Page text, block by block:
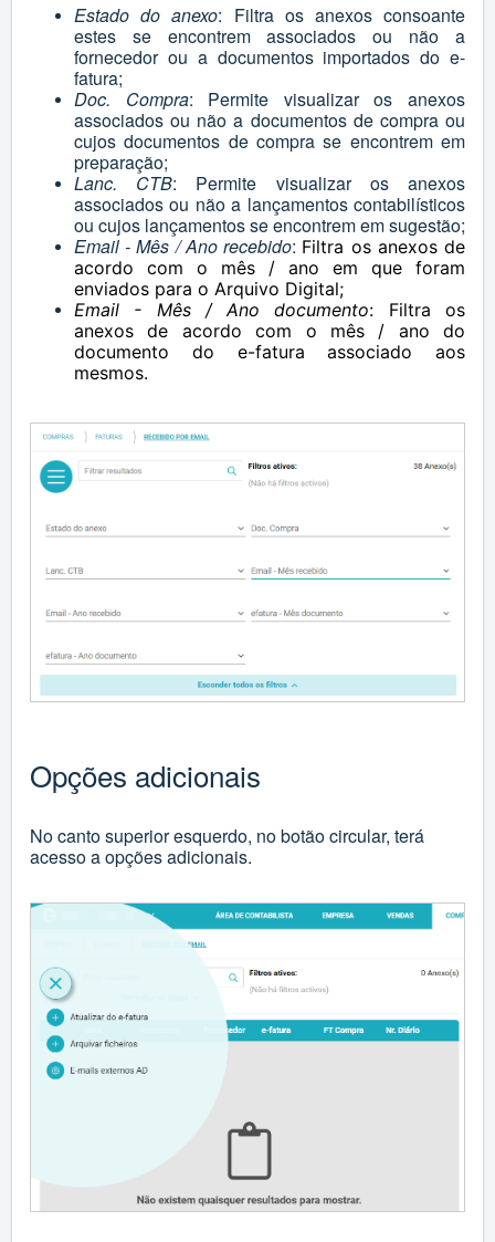
Estado do anexo: Filtra os anexos consoante
estes se encontrem associados ou não a
fornecedor ou a documentos importados do e-
fatura;
Doc. Compra: Permite visualizar os anexos
associados ou não a documentos de compra ou
cujos documentos de compra se encontrem em
preparação;
Lanc. CTB: Permite visualizar os anexos
associados ou não a lançamentos contabilísticos
ou cujos lançamentos se encontrem em sugestão;
Email - Mês / Ano recebido: Filtra os anexos de
acordo com o mês / ano em que foram
enviados para o Arquivo Digital;
Email - Mês / Ano documento: Filtra os
anexos de acordo com o mês / ano do
documento do e-fatura associado aos
mesmos.
Opções adicionais
No canto superior esquerdo, no botão circular, terá
acesso a opções adicionais.